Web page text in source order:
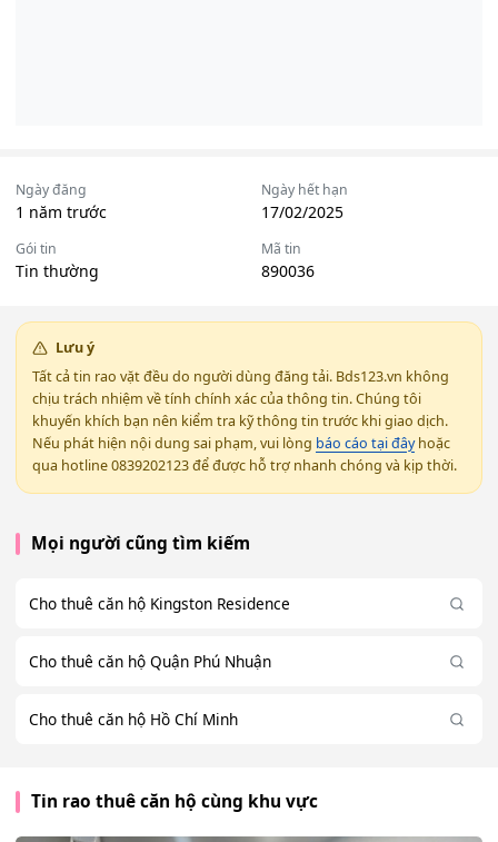
Ngày đăng
1 năm trước
Ngày hết hạn
17/02/2025
Gói tin
Tin thường
Mã tin
890036
Lưu ý
Tất cả tin rao vặt đều do người dùng đăng tải. Bds123.vn không
chịu trách nhiệm về tính chính xác của thông tin. Chúng tôi
khuyến khích bạn nên kiểm tra kỹ thông tin trước khi giao dịch.
Nếu phát hiện nội dung sai phạm, vui lòng báo cáo tại đâyhoặc
qua hotline 0839202123 để được hỗ trợ nhanh chóng và kịp thời.
Mọi người cũng tìm kiếm
Cho thuê căn hộ Kingston Residence
Cho thuê căn hộ Quận Phú Nhuận
Cho thuê căn hộ Hồ Chí Minh
Tin rao thuê căn hộ cùng khu vực